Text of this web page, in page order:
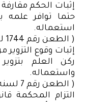
إثبات الحكم مقارفة
حتما توافر علمه
استعماله.
( الطعن رقم 1744 لسنه 37 ق جلسة 12/12/1967 )
إثبات وقوع
ركن العلم
واستعماله.
( الطعن رقم 7 لسنه 38 ق جلسة 5/2/1968 )
التزام المحكمة